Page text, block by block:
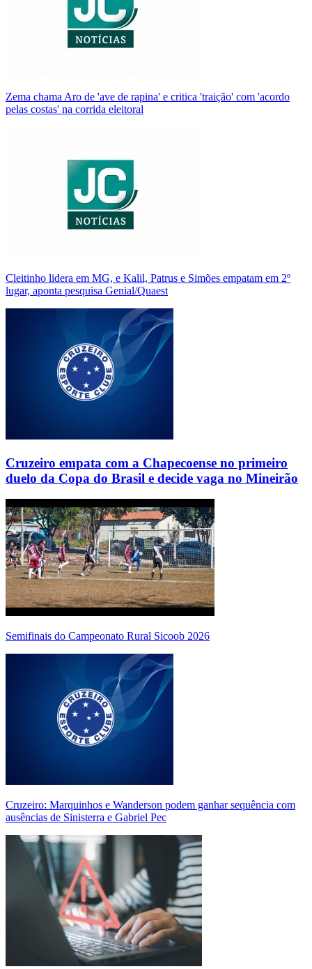
Zema chama Aro de 'ave de rapina' e critica 'traição' com 'acordo
pelas costas' na corrida eleitoral
Cleitinho lidera em MG, e Kalil, Patrus e Simões empatam em 2º
lugar, aponta pesquisa Genial/Quaest
Cruzeiro empata com a Chapecoense no primeiro
duelo da Copa do Brasil e decide vaga no Mineirão
Semifinais do Campeonato Rural Sicoob 2026
Cruzeiro: Marquinhos e Wanderson podem ganhar sequência com
ausências de Sinisterra e Gabriel Pec